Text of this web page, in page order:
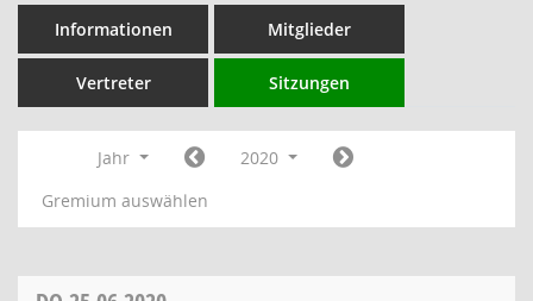
Informationen Mitglieder
Vertreter Sitzungen
Jahr
2020
Gremium auswählen